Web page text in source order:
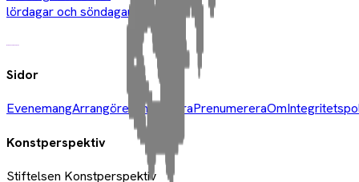
lördagar och söndagar kl 11-15
Sidor
EvenemangArrangörer AnnonseraPrenumereraOm
Konstperspektiv
Stiftelsen Konstperspektiv